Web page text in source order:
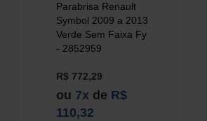
Parabrisa Renault
Symbol 2009 a 2013
Verde Sem Faixa Fy
- 2852959
R$ 772,29
ou 7xde R$
110,32